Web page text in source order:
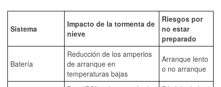
Sistema
Impacto de la tormenta de
nieve
Riesgos por
no estar
preparado
Batería
Reducción de los amperios
de arranque en
temperaturas bajas
Arranque lento
o no arranque